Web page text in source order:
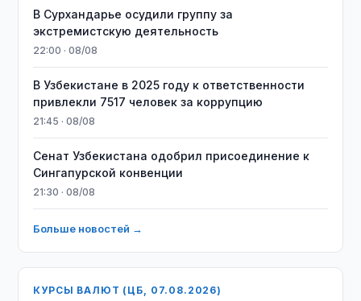
В Сурхандарье осудили группу за
экстремистскую деятельность
22:00 · 08/08
В Узбекистане в 2025 году к ответственности
привлекли 7517 человек за коррупцию
21:45 · 08/08
Сенат Узбекистана одобрил присоединение к
Сингапурской конвенции
21:30 · 08/08
Больше новостей →
КУРСЫ ВАЛЮТ (ЦБ, 07.08.2026)